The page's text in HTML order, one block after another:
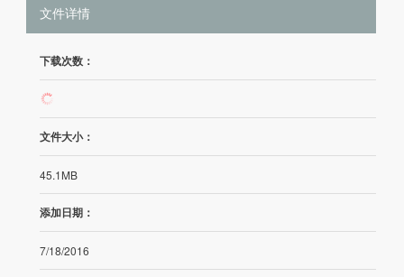
文件详情
下载次数：
157
文件大小：
45.1MB
添加日期：
7/18/2016